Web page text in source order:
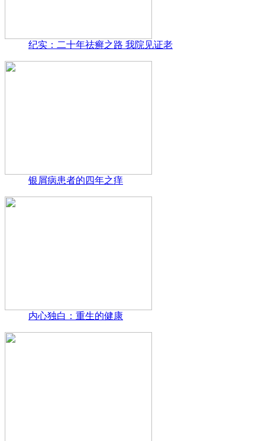
纪实：二十年祛癣之路 我院见证老
银屑病患者的四年之痒
内心独白：重生的健康